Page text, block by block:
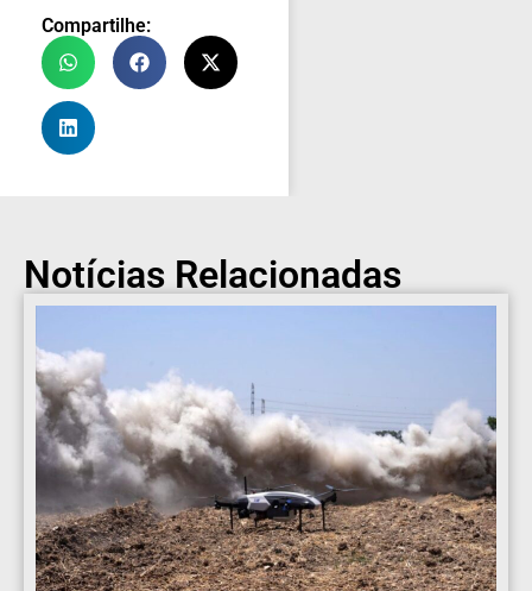
Compartilhe:
Notícias Relacionadas